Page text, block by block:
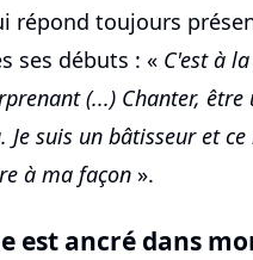
répond toujours
ses débuts : « C'est à
(...) Chanter, être
Je suis un bâtisseur et
à ma façon ».
est ancré dans